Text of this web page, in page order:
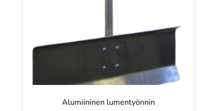
Alumiininen lumentyönnin